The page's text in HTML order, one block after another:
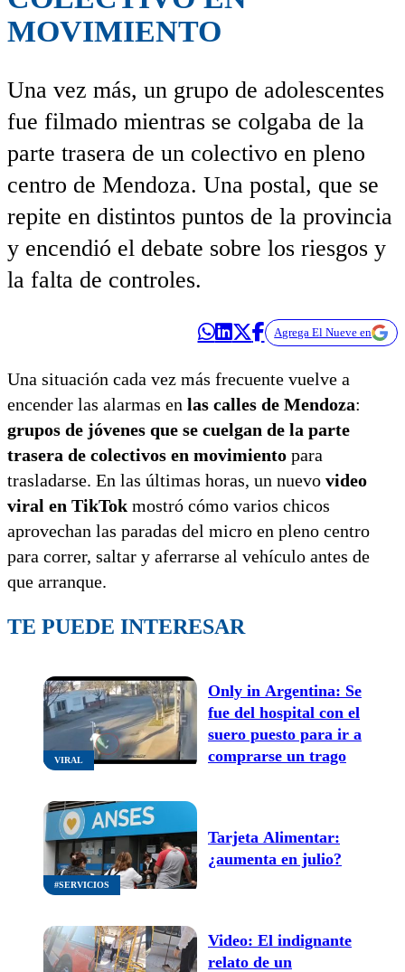
MOVIMIENTO
Una vez más, un grupo de adolescentes
fue filmado mientras se colgaba de la
parte trasera de un colectivo en pleno
centro de Mendoza. Una postal, que se
repite en distintos puntos de la provincia
y encendió el debate sobre los riesgos y
la falta de controles.
Agrega El Nueve en
Una situación cada vez más frecuente vuelve a
encender las alarmas en las calles de Mendoza:
grupos de jóvenes que se cuelgan de la parte
trasera de colectivos en movimiento para
trasladarse. En las últimas horas, un nuevo video
viral en TikTok mostró cómo varios chicos
aprovechan las paradas del micro en pleno centro
para correr, saltar y aferrarse al vehículo antes de
que arranque.
TE PUEDE INTERESAR
VIRAL
Only in Argentina: Se
fue del hospital con el
suero puesto para ir a
comprarse un trago
#SERVICIOS
Tarjeta Alimentar:
¿aumenta en julio?
Video: El indignante
relato de un